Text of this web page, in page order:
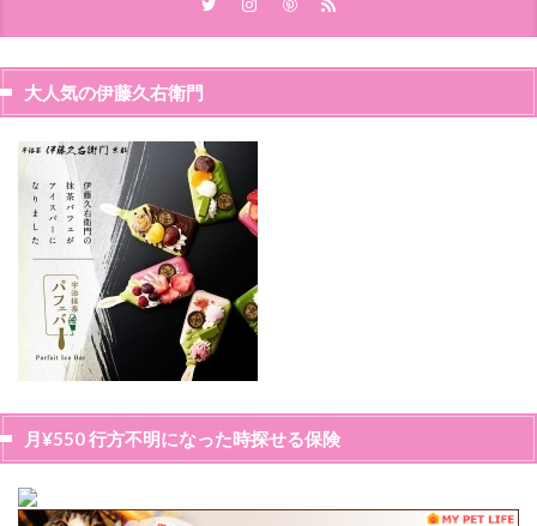
大人気の伊藤久右衛門
月¥550 行方不明になった時探せる保険